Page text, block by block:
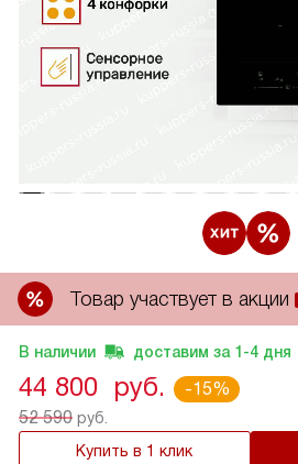
Товар участвует в акции
В наличии доставим за 1-4 дня
44 800 руб.
-15%
52 590 руб.
Купить в 1 клик